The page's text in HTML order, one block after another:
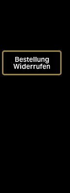
Bestellung
Widerrufen